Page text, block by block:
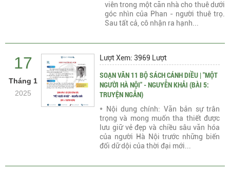
viên trong một căn nhà cho thuê dưới
góc nhìn của Phan - người thuê trọ.
Sau tất cả, cô nhận ra hạnh...
17
Tháng 1
2025
Lượt Xem: 3969 Lượt
SOẠN VĂN 11 BỘ SÁCH CÁNH DIỀU | "MỘT
NGƯỜI HÀ NỘI" - NGUYỄN KHẢI (BÀI 5:
TRUYỆN NGẮN)
* Nội dung chính: Văn bản sự trân
trọng và mong muốn tha thiết được
lưu giữ vẻ đẹp và chiều sâu văn hóa
của người Hà Nội trước những biến
đổi dữ dội của thời đại mới...